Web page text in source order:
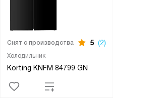
Холодильник
Korting KNFM 84799 GN
Снят с производства 5 (2)